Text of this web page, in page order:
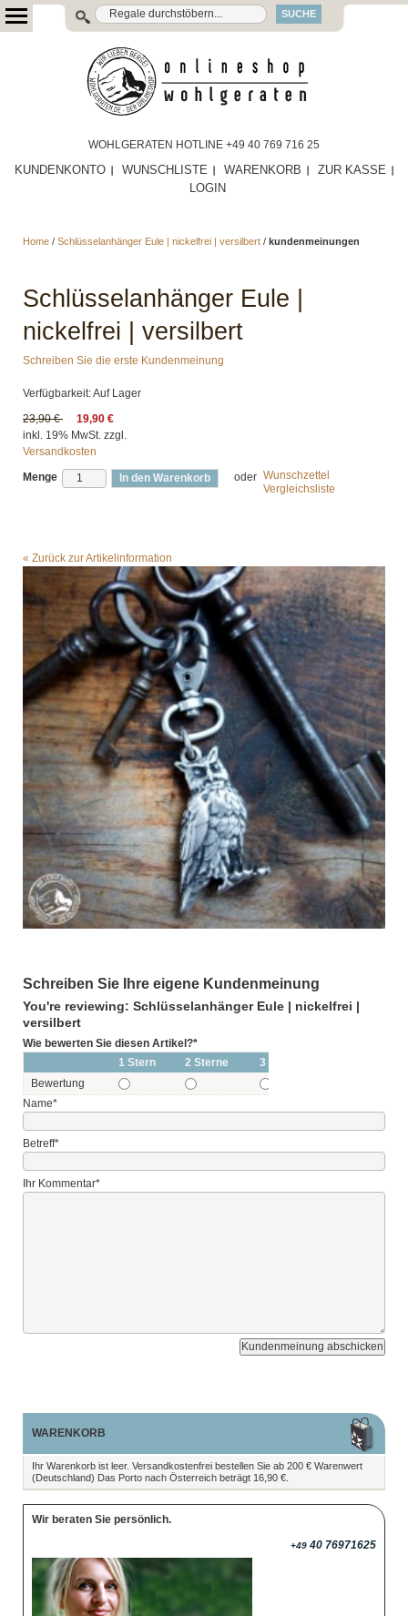
SUCHE
WOHLGERATEN HOTLINE +49 40 769 716 25
KUNDENKONTO WUNSCHLISTE WARENKORB
ZUR KASSE
LOGIN
Home / Schlüsselanhänger Eule | nickelfrei | versilbert / kundenmeinungen
Schlüsselanhänger Eule |
nickelfrei | versilbert
Schreiben Sie die erste Kundenmeinung
Verfügbarkeit: Auf Lager
23,90 €
19,90 €
inkl. 19% MwSt. zzgl.
Versandkosten
Menge
In den Warenkorb oder Wunschzettel
Vergleichsliste
« Zurück zur Artikelinformation
Schreiben Sie Ihre eigene Kundenmeinung
You're reviewing: Schlüsselanhänger Eule | nickelfrei |
versilbert
Wie bewerten Sie diesen Artikel?*
1 Stern
2 Sterne 3 Sterne
Bewertung
Name*
Betreff*
Ihr Kommentar*
Kundenmeinung abschicken
WARENKORB
Ihr Warenkorb ist leer. Versandkostenfrei bestellen Sie ab 200 € Warenwert
(Deutschland) Das Porto nach Österreich beträgt 16,90 €.
Wir beraten Sie persönlich.
+49 40 76971625